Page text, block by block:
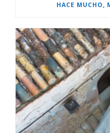
HACE MUCHO,